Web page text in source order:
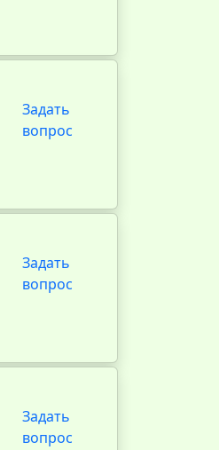
Задать
вопрос
Задать
вопрос
Задать
вопрос